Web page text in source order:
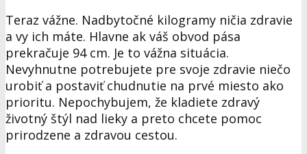
Teraz vážne. Nadbytočné kilogramy ničia zdravie
a vy ich máte. Hlavne ak váš obvod pása
prekračuje 94 cm. Je to vážna situácia.
Nevyhnutne potrebujete pre svoje zdravie niečo
urobiť a postaviť chudnutie na prvé miesto ako
prioritu. Nepochybujem, že kladiete zdravý
životný štýl nad lieky a preto chcete pomoc
prirodzene a zdravou cestou.